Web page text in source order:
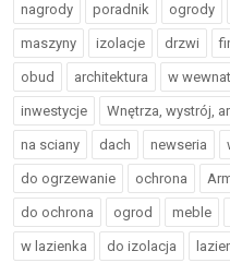
nagrody poradnik ogrody
maszyny izolacje drzwi
obud architektura w
inwestycje Wnętrza, wystrój,
na sciany dach newseria
do ogrzewanie ochrona
do ochrona ogrod meble
w lazienka do izolacja